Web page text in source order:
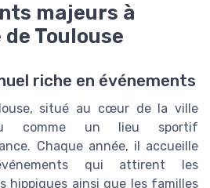
majeurs à
Toulouse
riche en événements
situé au cœur de la ville
comme un lieu sportif
Chaque année, il accueille
qui attirent les
hippiques ainsi que les familles